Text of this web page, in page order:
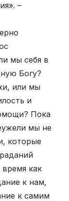
–
мы себя в
Богу?
или мы
и
Пока
мы не
которые
как
к нам,
к самим